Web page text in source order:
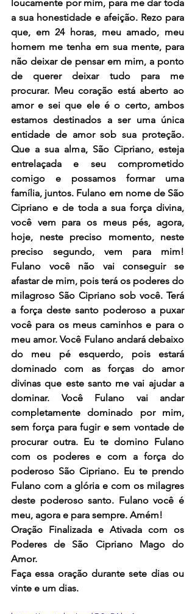
loucamente por mim, para me dar toda
a sua honestidade e afeição. Rezo para
que, em 24 horas, meu amado, meu
homem me tenha em sua mente, para
não deixar de pensar em mim, a ponto
de querer deixar tudo para me
procurar. Meu coração está aberto ao
amor e sei que ele é o certo, ambos
estamos destinados a ser uma única
entidade de amor sob sua proteção.
Que a sua alma, São Cipriano, esteja
entrelaçada e seu comprometido
comigo e possamos formar uma
família, juntos. Fulano em nome de São
Cipriano e de toda a sua força divina,
você vem para os meus pés, agora,
hoje, neste preciso momento, neste
preciso segundo, vem para mim!
Fulano você não vai conseguir se
afastar de mim, pois terá os poderes do
milagroso São Cipriano sob você. Terá
a força deste santo poderoso a puxar
você para os meus caminhos e para o
meu amor. Você Fulano andará debaixo
do meu pé esquerdo, pois estará
dominado com as forças do amor
divinas que este santo me vai ajudar a
dominar. Você Fulano vai andar
completamente dominado por mim,
sem força para fugir e sem vontade de
procurar outra. Eu te domino Fulano
com os poderes e com a força do
poderoso São Cipriano. Eu te prendo
Fulano com a glória e com os milagres
deste poderoso santo. Fulano você é
meu, agora e para sempre. Amém!
Oração Finalizada e Ativada com os
Poderes de São Cipriano Mago do
Amor.
Faça essa oração durante sete dias ou
vinte e um dias.